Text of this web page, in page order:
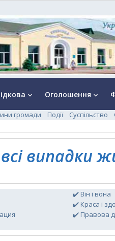
keyboard_arrow_down Оголошення keyboard_arrow_down
громади Події Суспільство
всі випадки
✔️ Він і вона
✔️ Краса і
✔️ Правова